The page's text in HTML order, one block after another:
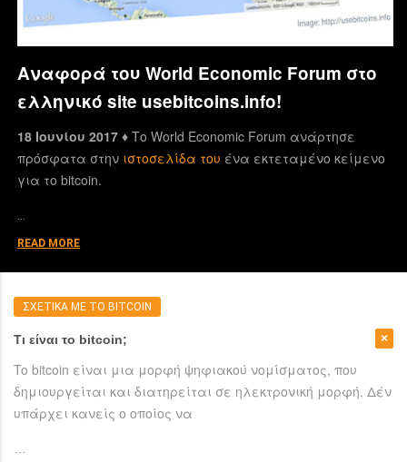
Αναφορά του World Economic Forum στο
ελληνικό site usebitcoins.info!
18 Ιουνίου 2017 ♦Το World Economic Forum ανάρτησε
πρόσφατα στην ιστοσελίδα του ένα εκτεταμένο κείμενο
για το bitcoin.
READ MORE
ΣΧΕΤΙΚΑ ΜΕ ΤΟ BITCOIN
Τι είναι το bitcoin;
To bitcoin είναι μια μορφή ψηφιακού νομίσματος, που
δημιουργείται και διατηρείται σε ηλεκτρονική μορφή. Δέν
υπάρχει κανείς ο οποίος να
…